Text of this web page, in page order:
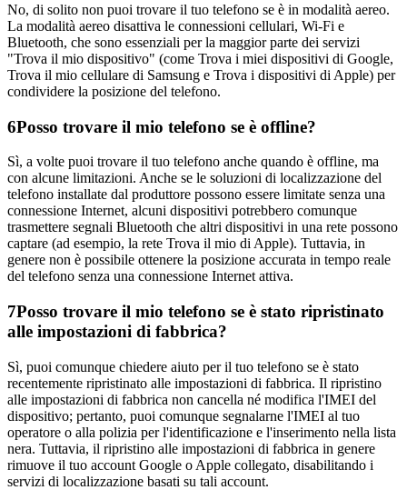
No, di solito non puoi trovare il tuo telefono se è in modalità aereo.
La modalità aereo disattiva le connessioni cellulari, Wi-Fi e
Bluetooth, che sono essenziali per la maggior parte dei servizi
"Trova il mio dispositivo" (come Trova i miei dispositivi di Google,
Trova il mio cellulare di Samsung e Trova i dispositivi di Apple) per
condividere la posizione del telefono.
6Posso trovare il mio telefono se è offline?
Sì, a volte puoi trovare il tuo telefono anche quando è offline, ma
con alcune limitazioni. Anche se le soluzioni di localizzazione del
telefono installate dal produttore possono essere limitate senza una
connessione Internet, alcuni dispositivi potrebbero comunque
trasmettere segnali Bluetooth che altri dispositivi in una rete possono
captare (ad esempio, la rete Trova il mio di Apple). Tuttavia, in
genere non è possibile ottenere la posizione accurata in tempo reale
del telefono senza una connessione Internet attiva.
7Posso trovare il mio telefono se è stato ripristinato
alle impostazioni di fabbrica?
Sì, puoi comunque chiedere aiuto per il tuo telefono se è stato
recentemente ripristinato alle impostazioni di fabbrica. Il ripristino
alle impostazioni di fabbrica non cancella né modifica l'IMEI del
dispositivo; pertanto, puoi comunque segnalarne l'IMEI al tuo
operatore o alla polizia per l'identificazione e l'inserimento nella lista
nera. Tuttavia, il ripristino alle impostazioni di fabbrica in genere
rimuove il tuo account Google o Apple collegato, disabilitando i
servizi di localizzazione basati su tali account.